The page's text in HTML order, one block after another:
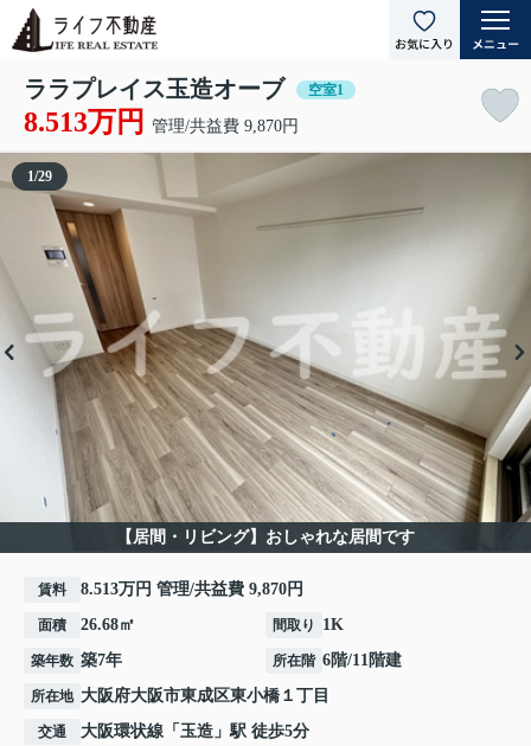
ララプレイス玉造オーブ 空室1
8.513万円 管理/共益費 9,870円
【居間・リビング】おしゃれな居間です
1/29
賃料 8.513万円 管理/共益費 9,870円
面積 26.68㎡ 間取り 1K
築年数 築7年 所在階 6階/11階建
所在地 大阪府大阪市東成区東小橋 １丁目
交通 大阪環状線 「 玉造 」駅 徒歩5分